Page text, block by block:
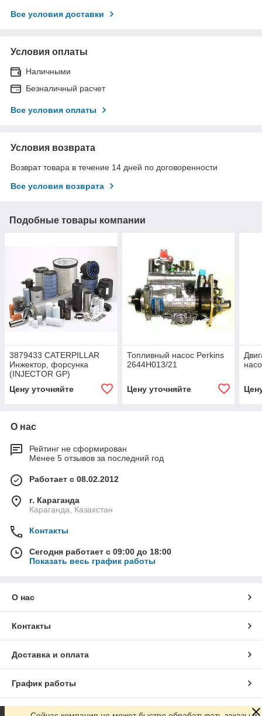
Все условия доставки
Условия оплаты
Наличными
Безналичный расчет
Все условия оплаты
Условия возврата
Возврат товара в течение 14 дней по договоренности
Все условия возврата
Подобные товары компании
3879433 CATERPILLAR
Инжектор, форсунка
(INJECTOR GP)
Цену уточняйте
Топливный насос Perkins
2644H013/21
Цену уточняйте
О нас
Рейтинг не сформирован
Менее 5 отзывов за последний год
Работает с 08.02.2012
г. Караганда
Караганда, Казахстан
Контакты
Сегодня работает с 09:00 до 18:00
Показать весь график работы
О нас
Контакты
Доставка и оплата
График работы
Полная версия сайта